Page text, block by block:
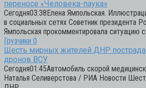
переносе «Человека-паука»
Сегодня03:38Елена Ямпольская.
в социальных сетях Советник президента
Ямпольская прокомментировала ситуацию
Грузчики 0
Шесть мирных жителей ДНР
дронов ВСУ
Сегодня01:45Автомобиль скорой
Наталья Селиверстова / РИА Новости